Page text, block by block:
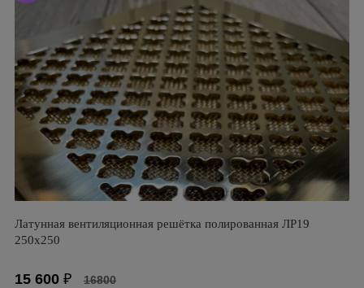
Латунная вентиляционная решётка полированная ЛР19
250х250
15 600 ₽ 16800